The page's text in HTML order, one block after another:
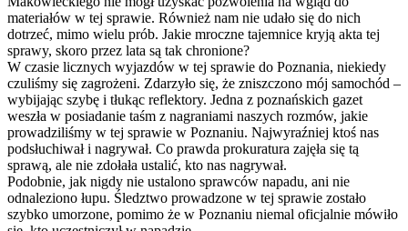
materiałów w tej sprawie. Również nam nie udało się do nich
dotrzeć, mimo wielu prób. Jakie mroczne tajemnice kryją akta tej
sprawy, skoro przez lata są tak chronione?
W czasie licznych wyjazdów w tej sprawie do Poznania, niekiedy
czuliśmy się zagrożeni. Zdarzyło się, że zniszczono mój samochód –
wybijając szybę i tłukąc reflektory. Jedna z poznańskich gazet
weszła w posiadanie taśm z nagraniami naszych rozmów, jakie
prowadziliśmy w tej sprawie w Poznaniu. Najwyraźniej ktoś nas
podsłuchiwał i nagrywał. Co prawda prokuratura zajęła się tą
sprawą, ale nie zdołała ustalić, kto nas nagrywał.
Podobnie, jak nigdy nie ustalono sprawców napadu, ani nie
odnaleziono łupu. Śledztwo prowadzone w tej sprawie zostało
szybko umorzone, pomimo że w Poznaniu niemal oficjalnie mówiło